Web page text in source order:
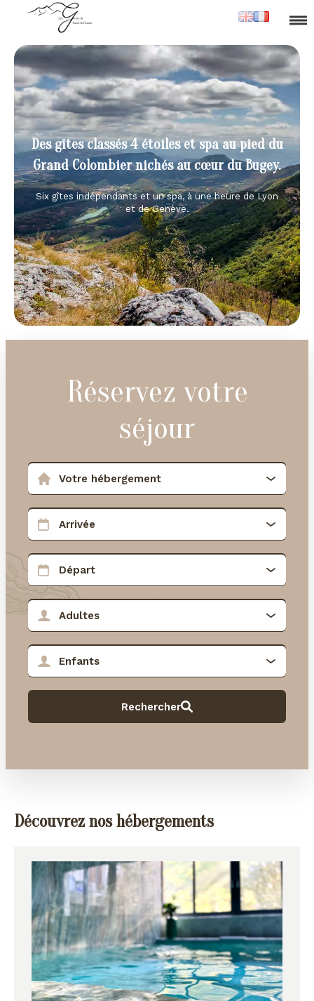
Des gîtes classés 4 étoiles et spa au pied du
Grand Colombier nichés au cœur du Bugey.
Six gîtes indépendants et un spa, à une heure de Lyon
et de Genève.
Réservez votre
séjour
Découvrez nos hébergements